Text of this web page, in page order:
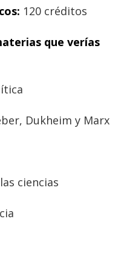
120 créditos
que verías
Dukheim y Marx
ciencias